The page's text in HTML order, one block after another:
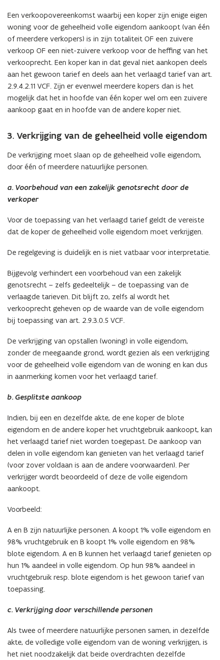
Een verkoopovereenkomst waarbij een koper zijn enige eigen
woning voor de geheelheid volle eigendom aankoopt (van één
of meerdere verkopers) is in zijn totaliteit OF een zuivere
verkoop OF een niet-zuivere verkoop voor de heffing van het
verkooprecht. Een koper kan in dat geval niet aankopen deels
aan het gewoon tarief en deels aan het verlaagd tarief van art.
2.9.4.2.11 VCF. Zijn er evenwel meerdere kopers dan is het
mogelijk dat het in hoofde van één koper wel om een zuivere
aankoop gaat en in hoofde van de andere koper niet.
3. Verkrijging van de geheelheid volle eigendom
De verkrijging moet slaan op de geheelheid volle eigendom,
door één of meerdere natuurlijke personen.
a. Voorbehoud van een zakelijk genotsrecht door de
verkoper
Voor de toepassing van het verlaagd tarief geldt de vereiste
dat de koper de geheelheid volle eigendom moet verkrijgen.
De regelgeving is duidelijk en is niet vatbaar voor interpretatie.
Bijgevolg verhindert een voorbehoud van een zakelijk
genotsrecht – zelfs gedeeltelijk – de toepassing van de
verlaagde tarieven. Dit blijft zo, zelfs al wordt het
verkooprecht geheven op de waarde van de volle eigendom
bij toepassing van art. 2.9.3.0.5 VCF.
De verkrijging van opstallen (woning) in volle eigendom,
zonder de meegaande grond, wordt gezien als een verkrijging
voor de geheelheid volle eigendom van de woning en kan dus
in aanmerking komen voor het verlaagd tarief.
b. Gesplitste aankoop
Indien, bij een en dezelfde akte, de ene koper de blote
eigendom en de andere koper het vruchtgebruik aankoopt, kan
het verlaagd tarief niet worden toegepast. De aankoop van
delen in volle eigendom kan genieten van het verlaagd tarief
(voor zover voldaan is aan de andere voorwaarden). Per
verkrijger wordt beoordeeld of deze de volle eigendom
aankoopt.
Voorbeeld:
A en B zijn natuurlijke personen. A koopt 1% volle eigendom en
98% vruchtgebruik en B koopt 1% volle eigendom en 98%
blote eigendom. A en B kunnen het verlaagd tarief genieten op
hun 1% aandeel in volle eigendom. Op hun 98% aandeel in
vruchtgebruik resp. blote eigendom is het gewoon tarief van
toepassing.
c. Verkrijging door verschillende personen
Als twee of meerdere natuurlijke personen samen, in dezelfde
akte, de volledige volle eigendom van de woning verkrijgen, is
het niet noodzakelijk dat beide overdrachten dezelfde